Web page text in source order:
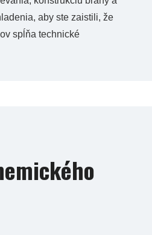
aby ste zaistili, že
spĺňa technické